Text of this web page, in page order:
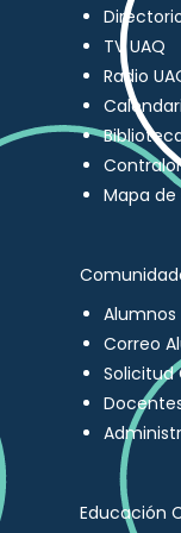
TV UAQ
Radio
Mapa de
Alumnos
Correo
Solicitud
Educación